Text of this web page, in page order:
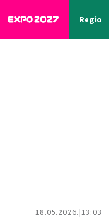
Region
18.05.2026. 13:03